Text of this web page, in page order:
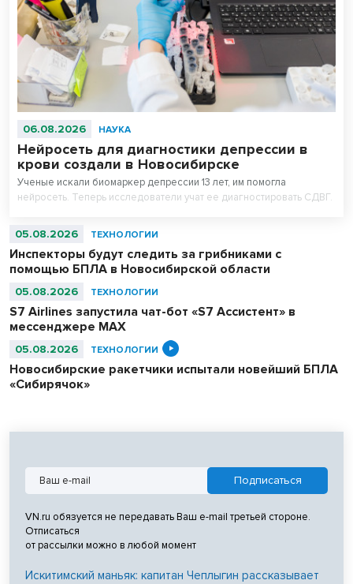
06.08.2026 НАУКА
Нейросеть для диагностики депрессии в
крови создали в Новосибирске
Ученые искали биомаркер депрессии 13 лет, им помогла
нейросеть. Теперь исследователи учат ее диагностировать СДВГ.
05.08.2026 ТЕХНОЛОГИИ
Инспекторы будут следить за грибниками с
помощью БПЛА в Новосибирской области
05.08.2026 ТЕХНОЛОГИИ
S7 Airlines запустила чат-бот «S7 Ассистент» в
мессенджере MAX
05.08.2026 ТЕХНОЛОГИИ
Новосибирские ракетчики испытали новейший БПЛА
«Сибирячок»
VN.ru обязуется не передавать Ваш e-mail третьей стороне.
Отписаться
от рассылки можно в любой момент
Искитимский маньяк: капитан Чеплыгин рассказывает